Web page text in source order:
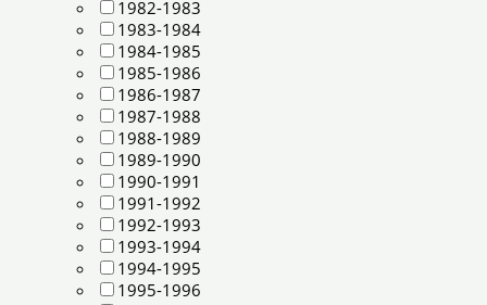
1982-1983
1983-1984
1984-1985
1985-1986
1986-1987
1987-1988
1988-1989
1989-1990
1990-1991
1991-1992
1992-1993
1993-1994
1994-1995
1995-1996